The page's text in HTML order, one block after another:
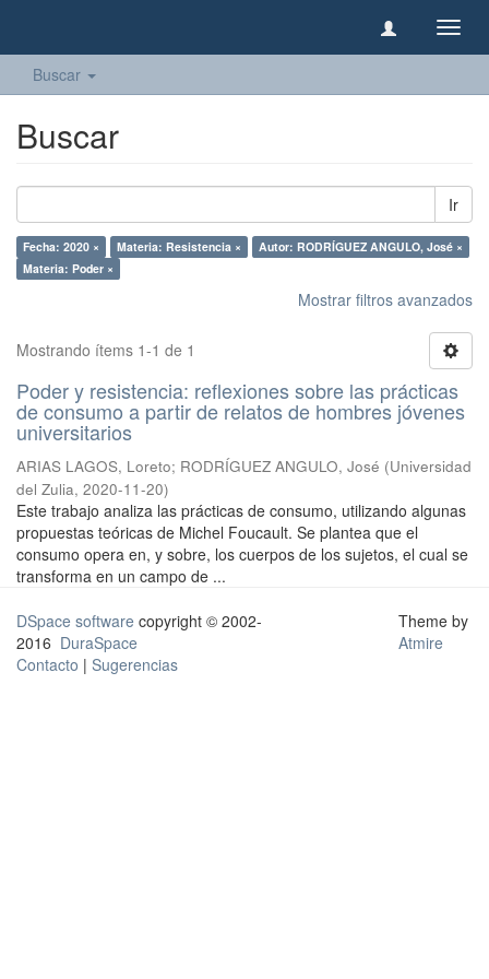
Buscar
Buscar
Ir
Fecha: 2020 × Materia: Resistencia ×
Autor: RODRÍGUEZ ANGULO, José ×
Materia: Poder ×
Mostrar filtros avanzados
Mostrando ítems 1-1 de 1
Poder y resistencia: reflexiones sobre las prácticas
de consumo a partir de relatos de hombres jóvenes
universitarios
ARIAS LAGOS, Loreto; RODRÍGUEZ ANGULO, José (Universidad
del Zulia, 2020-11-20)
Este trabajo analiza las prácticas de consumo, utilizando algunas
propuestas teóricas de Michel Foucault. Se plantea que el
consumo opera en, y sobre, los cuerpos de los sujetos, el cual se
transforma en un campo de ...
DSpace software copyright © 2002-
2016 DuraSpace
Contacto | Sugerencias
Theme by
Atmire